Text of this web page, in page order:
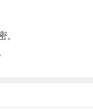
。